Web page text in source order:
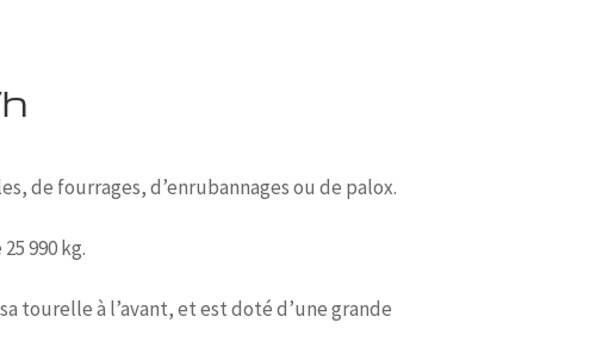
de fourrages, d’enrubannages ou de palox.
990 kg.
tourelle à l’avant, et est doté d’une grande